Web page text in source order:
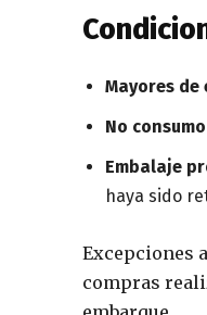
Mayores de
No
Embalaje
haya sido
Excepciones
compras